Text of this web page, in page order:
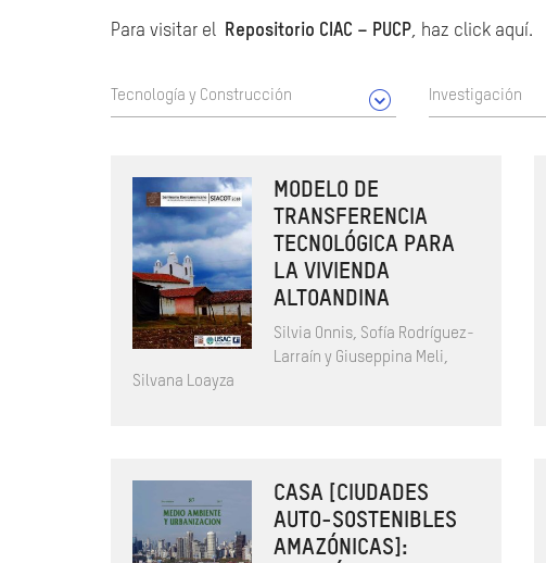
Para visitar el Repositorio CIAC – PUCP, haz click aquí.
Tecnología y Construcción Investigación
MODELO DE
TRANSFERENCIA
TECNOLÓGICA PARA
LA VIVIENDA
ALTOANDINA
Silvia Onnis, Sofía Rodríguez-
Larraín y Giuseppina Meli,
Silvana Loayza
CASA [CIUDADES
AUTO-SOSTENIBLES
AMAZÓNICAS]: